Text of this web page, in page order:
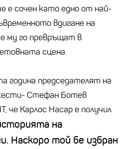
е сочен като едно от най-
вдигане на
му го превръщат в
сцена.
година председателят на
Стефан Ботев
че Карлос Насар е получил
на
Наскоро той бе избран